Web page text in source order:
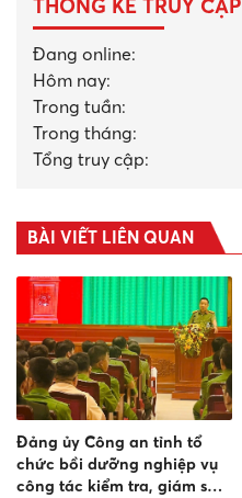
THỐNG KÊ TRUY CẬP
Đang online:
Hôm nay:
Trong tuần:
Trong tháng:
Tổng truy cập:
BÀI VIẾT LIÊN QUAN
Đảng ủy Công an tỉnh tổ
chức bồi dưỡng nghiệp vụ
công tác kiểm tra, giám sát